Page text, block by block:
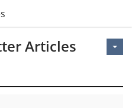
Articles